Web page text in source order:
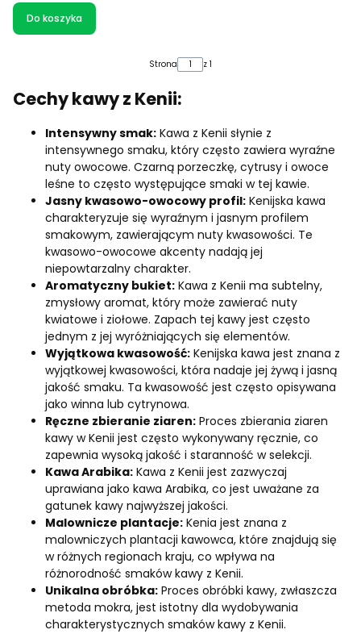
Do koszyka
Strona z 1
Cechy kawy z Kenii:
Intensywny smak: Kawa z Kenii słynie z
intensywnego smaku, który często zawiera wyraźne
nuty owocowe. Czarną porzeczkę, cytrusy i owoce
leśne to często występujące smaki w tej kawie.
Jasny kwasowo-owocowy profil: Kenijska kawa
charakteryzuje się wyraźnym i jasnym profilem
smakowym, zawierającym nuty kwasowości. Te
kwasowo-owocowe akcenty nadają jej
niepowtarzalny charakter.
Aromatyczny bukiet: Kawa z Kenii ma subtelny,
zmysłowy aromat, który może zawierać nuty
kwiatowe i ziołowe. Zapach tej kawy jest często
jednym z jej wyróżniających się elementów.
Wyjątkowa kwasowość: Kenijska kawa jest znana z
wyjątkowej kwasowości, która nadaje jej żywą i jasną
jakość smaku. Ta kwasowość jest często opisywana
jako winna lub cytrynowa.
Ręczne zbieranie ziaren: Proces zbierania ziaren
kawy w Kenii jest często wykonywany ręcznie, co
zapewnia wysoką jakość i staranność w selekcji.
Kawa Arabika: Kawa z Kenii jest zazwyczaj
uprawiana jako kawa Arabika, co jest uważane za
gatunek kawy najwyższej jakości.
Malownicze plantacje: Kenia jest znana z
malowniczych plantacji kawowca, które znajdują się
w różnych regionach kraju, co wpływa na
różnorodność smaków kawy z Kenii.
Unikalna obróbka: Proces obróbki kawy, zwłaszcza
metoda mokra, jest istotny dla wydobywania
charakterystycznych smaków kawy z Kenii.